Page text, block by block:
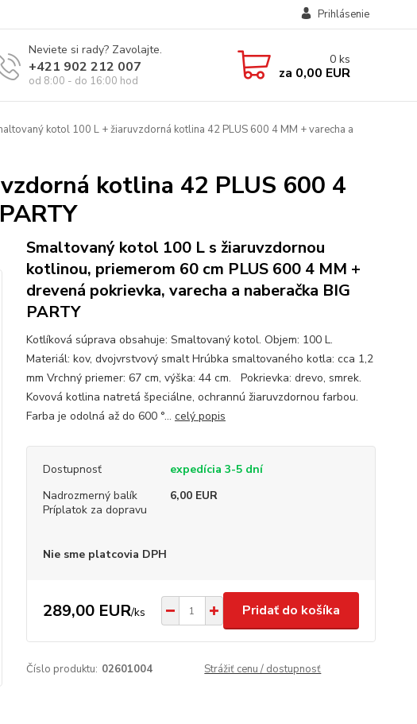
Prihlásenie
Neviete si rady? Zavolajte.
+421 902 212 007
od 8:00 - do 16:00 hod
0 ks
za 0,00 EUR
kotol 100 L + žiaruvzdorná kotlina 42 PLUS 600 4 MM + varecha a
kotlina 42 PLUS 600 4
Smaltovaný kotol 100 L s žiaruvzdornou
kotlinou, priemerom 60 cm PLUS 600 4 MM +
drevená pokrievka, varecha a naberačka BIG
PARTY
Kotlíková súprava obsahuje: Smaltovaný kotol. Objem: 100 L.
Materiál: kov, dvojvrstvový smalt Hrúbka smaltovaného kotla: cca 1,2
mm Vrchný priemer: 67 cm, výška: 44 cm. Pokrievka: drevo, smrek.
Kovová kotlina natretá špeciálne, ochrannú žiaruvzdornou farbou.
Farba je odolná až do 600 °... celý popis
Dostupnosť
expedícia 3-5 dní
Nadrozmerný balík
Príplatok za dopravu
6,00 EUR
Nie sme platcovia DPH
289,00 EUR/ks Pridať do košíka
Číslo produktu: 02601004 Strážiť cenu / dostupnosť